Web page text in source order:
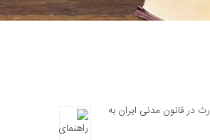
در قانون مدنی ایران به